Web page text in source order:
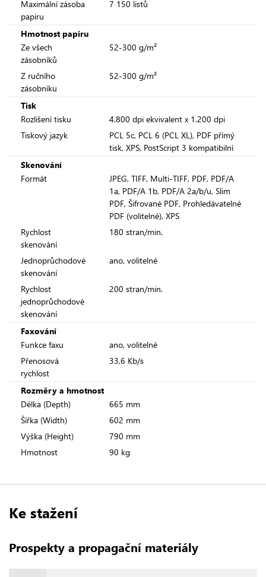
Maximální zásoba
papíru
7 150 listů
Hmotnost papíru
Ze všech
zásobníků
52-300 g/m²
Z ručního
zásobníku
52-300 g/m²
Tisk
Rozlišení tisku
4.800 dpi ekvivalent x 1.200 dpi
Tiskový jazyk
PCL 5c, PCL 6 (PCL XL), PDF přímý
tisk, XPS, PostScript 3 kompatibilní
Skenování
Formát
JPEG, TIFF, Multi-TIFF, PDF, PDF/A
1a, PDF/A 1b, PDF/A 2a/b/u, Slim
PDF, Šifrované PDF, Prohledávatelné
PDF (volitelné), XPS
Rychlost
skenování
180 stran/min.
Jednoprůchodové
skenování
ano, volitelné
Rychlost
jednoprůchodové
skenování
200 stran/min.
Faxování
Funkce faxu
ano, volitelné
Přenosová
rychlost
33,6 Kb/s
Rozměry a hmotnost
Délka (Depth)
665 mm
Šířka (Width)
602 mm
Výška (Height)
790 mm
Hmotnost
90 kg
Ke stažení
Prospekty a propagační materiály